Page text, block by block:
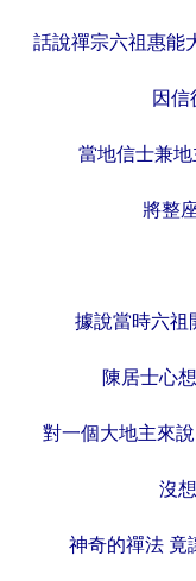
話說禪宗六祖惠能
因信
當地信士兼地
將整
據說當時六祖
陳居士心
對一個大地主來
沒
神奇的禪法 竟